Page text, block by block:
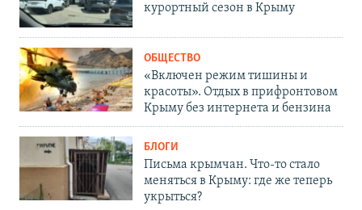
курортный сезон в Крыму
ОБЩЕСТВО
«Включен режим тишины и
красоты». Отдых в прифронтовом
Крыму без интернета и бензина
БЛОГИ
Письма крымчан. Что-то стало
меняться в Крыму: где же теперь
укрыться?